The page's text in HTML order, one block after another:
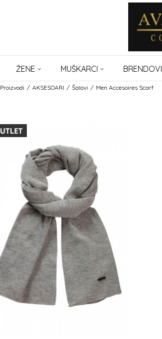
ŽENE MUŠKARCI BRENDOVI
Proizvodi AKSESOARI Šalovi Men Accesoires Scarf